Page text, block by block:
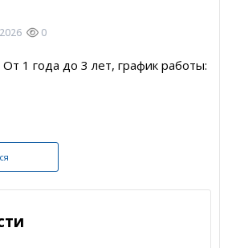
0
1 года до 3 лет, график работы: